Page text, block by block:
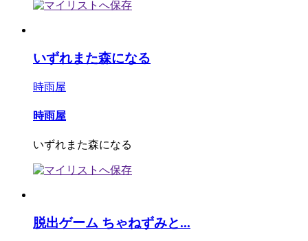
いずれまた森になる
時雨屋
時雨屋
いずれまた森になる
脱出ゲーム ちゃねずみと...